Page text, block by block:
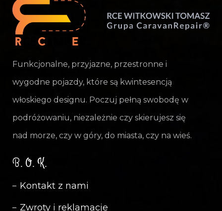
Funkcjonalne, przyjazne, przestronne i
wygodne pojazdy, które są kwintesencją
włoskiego designu. Poczuj pełną swobodę w
podróżowaniu, niezależnie czy skierujesz się
nad morze, czy w góry, do miasta, czy na wieś.
B. O. K.
Kontakt z nami
Zwroty i reklamacje